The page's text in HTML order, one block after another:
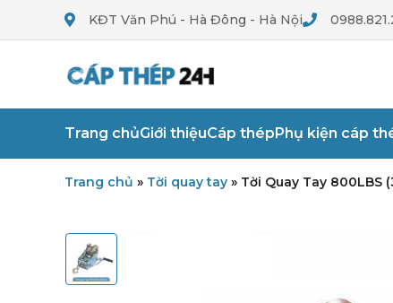
KĐT Văn Phú - Hà Đông - Hà Nội
Trang chủGiới thiệuCáp thépPhụ kiện cáp
Trang chủ » Tời quay tay » Tời Quay Tay 800LBS